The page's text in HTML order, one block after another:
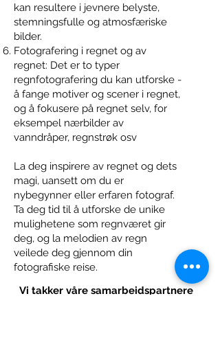
kan resultere i jevnere belyste,
stemningsfulle og atmosfæriske
bilder.
Fotografering i regnet og av
regnet: Det er to typer
regnfotografering du kan utforske -
å fange motiver og scener i regnet,
og å fokusere på regnet selv, for
eksempel nærbilder av
vanndråper, regnstrøk osv
La deg inspirere av regnet og dets
magi, uansett om du er
nybegynner eller erfaren fotograf.
Ta deg tid til å utforske de unike
mulighetene som regnværet gir
deg, og la melodien av regn
veilede deg gjennom din
fotografiske reise.
Vi takker våre samarbeidspartnere